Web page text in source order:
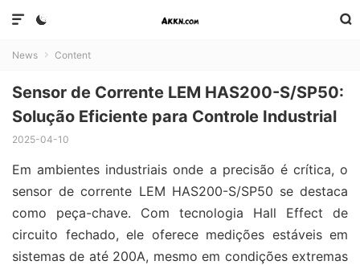



News  Content
Sensor de Corrente LEM HAS200-S/SP50:
Solução Eficiente para Controle Industrial
2025-04-10
Em ambientes industriais onde a precisão é crítica, o
sensor de corrente LEM HAS200-S/SP50 se destaca
como peça-chave. Com tecnologia Hall Effect de
circuito fechado, ele oferece medições estáveis em
sistemas de até 200A, mesmo em condições extremas